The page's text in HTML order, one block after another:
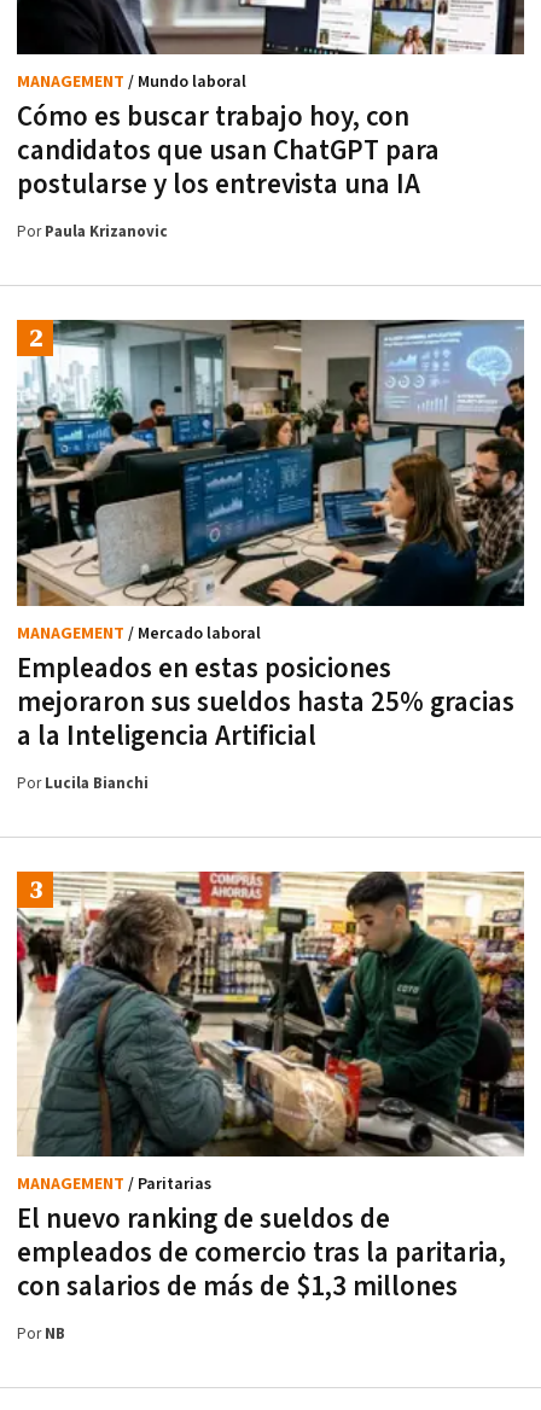
Cómo es buscar trabajo hoy, con
candidatos que usan ChatGPT para
postularse y los entrevista una IA
MANAGEMENT / Mundo laboral
PorPaula Krizanovic
Empleados en estas posiciones
mejoraron sus sueldos hasta 25% gracias
a la Inteligencia Artificial
MANAGEMENT / Mercado laboral
PorLucila Bianchi
El nuevo ranking de sueldos de
empleados de comercio tras la paritaria,
con salarios de más de $1,3 millones
MANAGEMENT / Paritarias
PorNB